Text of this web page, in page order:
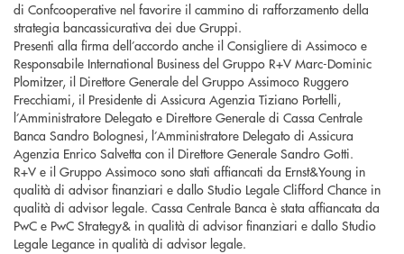
di Confcooperative nel favorire il cammino di rafforzamento della
strategia bancassicurativa dei due Gruppi.
Presenti alla firma dell’accordo anche il Consigliere di Assimoco e
Responsabile International Business del Gruppo R+V Marc-Dominic
Plomitzer, il Direttore Generale del Gruppo Assimoco Ruggero
Frecchiami, il Presidente di Assicura Agenzia Tiziano Portelli,
l’Amministratore Delegato e Direttore Generale di Cassa Centrale
Banca Sandro Bolognesi, l’Amministratore Delegato di Assicura
Agenzia Enrico Salvetta con il Direttore Generale Sandro Gotti.
R+V e il Gruppo Assimoco sono stati affiancati da Ernst&Young in
qualità di advisor finanziari e dallo Studio Legale Clifford Chance in
qualità di advisor legale. Cassa Centrale Banca è stata affiancata da
PwC e PwC Strategy& in qualità di advisor finanziari e dallo Studio
Legale Legance in qualità di advisor legale.